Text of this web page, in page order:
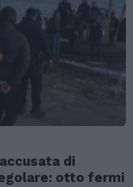
di
otto fermi